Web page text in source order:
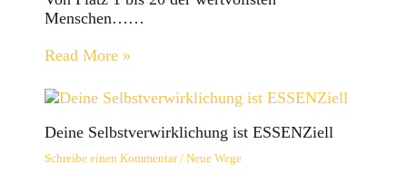
Menschen……
Read More »
Deine Selbstverwirklichung ist ESSENZiell
Schreibe einen Kommentar / Neue Wege